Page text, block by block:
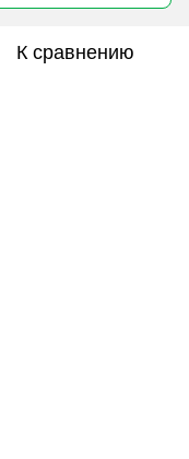
К сравнению